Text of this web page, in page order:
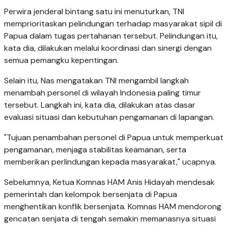
Perwira jenderal bintang satu ini menuturkan, TNI
memprioritaskan pelindungan terhadap masyarakat sipil di
Papua dalam tugas pertahanan tersebut. Pelindungan itu,
kata dia, dilakukan melalui koordinasi dan sinergi dengan
semua pemangku kepentingan.
Selain itu, Nas mengatakan TNI mengambil langkah
menambah personel di wilayah Indonesia paling timur
tersebut. Langkah ini, kata dia, dilakukan atas dasar
evaluasi situasi dan kebutuhan pengamanan di lapangan.
"Tujuan penambahan personel di Papua untuk memperkuat
pengamanan, menjaga stabilitas keamanan, serta
memberikan perlindungan kepada masyarakat," ucapnya.
Sebelumnya, Ketua Komnas HAM Anis Hidayah mendesak
pemerintah dan kelompok bersenjata di Papua
menghentikan konflik bersenjata. Komnas HAM mendorong
gencatan senjata di tengah semakin memanasnya situasi